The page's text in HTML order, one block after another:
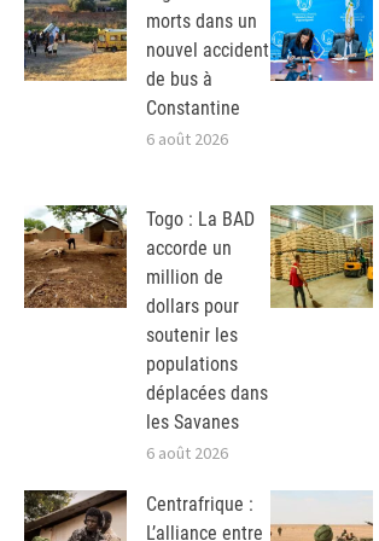
morts dans un
nouvel accident
de bus à
Constantine
6 août 2026
Togo : La BAD
accorde un
million de
dollars pour
soutenir les
populations
déplacées dans
les Savanes
6 août 2026
Centrafrique :
L’alliance entre